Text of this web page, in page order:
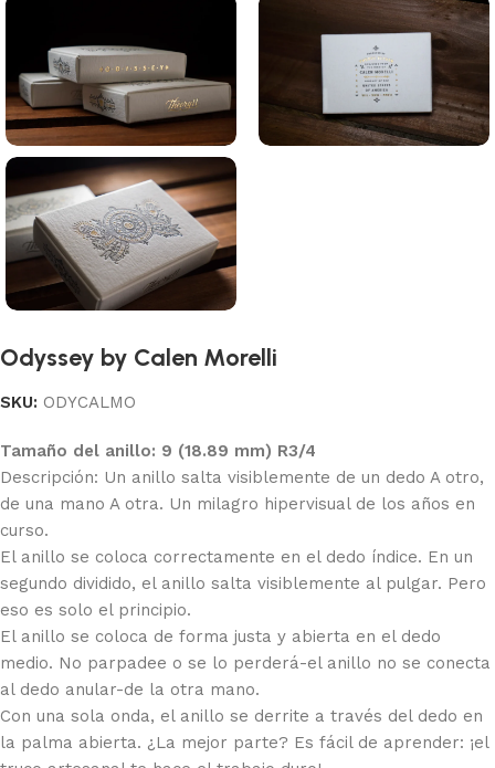
Odyssey by Calen Morelli
SKU: ODYCALMO
Tamaño del anillo: 9 (18.89 mm) R3/4
Descripción: Un anillo salta visiblemente de un dedo A otro,
de una mano A otra. Un milagro hipervisual de los años en
curso.
El anillo se coloca correctamente en el dedo índice. En un
segundo dividido, el anillo salta visiblemente al pulgar. Pero
eso es solo el principio.
El anillo se coloca de forma justa y abierta en el dedo
medio. No parpadee o se lo perderá-el anillo no se conecta
al dedo anular-de la otra mano.
Con una sola onda, el anillo se derrite a través del dedo en
la palma abierta. ¿La mejor parte? Es fácil de aprender: ¡el